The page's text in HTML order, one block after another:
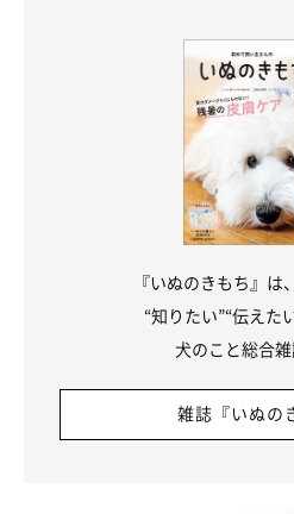
『いぬのきもち』は
“知りたい”“伝えた
犬のこと総合雑
雑誌『いぬの